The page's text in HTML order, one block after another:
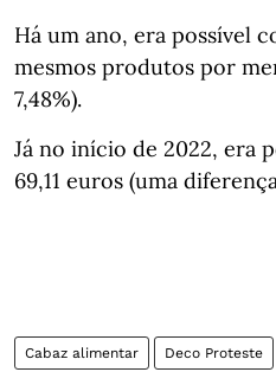
Há um ano, era possível
mesmos produtos por
7,48%).
Já no início de 2022, era
69,11 euros (uma
Cabaz alimentar Deco Proteste